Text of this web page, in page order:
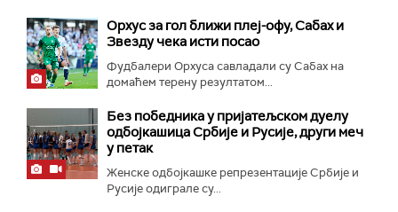
Орхус за гол ближи плеј-офу, Сабах и
Звезду чека исти посао
Фудбалери Орхуса савладали су Сабах на
домаћем терену резултатом...
Без победника у пријатељском дуелу
одбојкашица Србије и Русије, други меч
у петак
Женске одбојкашке репрезентације Србије и
Русије одиграле су...